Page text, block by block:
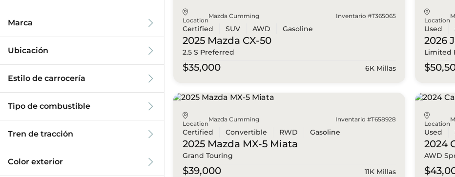
Marca
Ubicación
Estilo de carrocería
Tipo de combustible
Tren de tracción
Color exterior
Location
Mazda Cumming Inventario #T365065
Certified SUV AWD Gasoline
2025 Mazda CX-50
2.5 S Preferred
$35,000 6K Millas
Location
Used
2026
Limited
Location
Mazda Cumming Inventario #T658928
Certified Convertible RWD Gasoline
2025 Mazda MX-5 Miata
Grand Touring
$39,000 11K Millas
Location
Used
2024
AWD